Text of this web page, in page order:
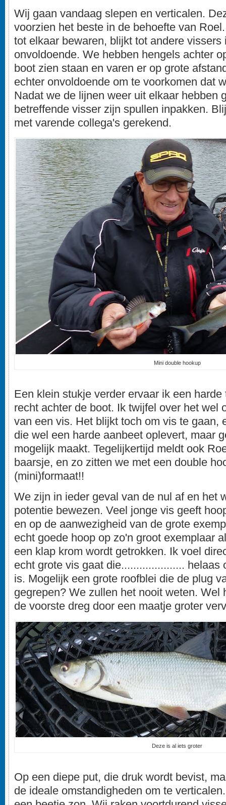
Wij gaan vandaag slepen en verticalen.
voorzien het beste in de behoefte van
tot elkaar bewaren, blijkt tot andere vissers
onvoldoende. We hebben hengels achter
boot zien staan en varen er op grote
echter onvoldoende om te voorkomen dat
Nadat we de lijnen weer uit elkaar hebben
betreffende visser zijn spullen inpakken.
met varende collega's gerekend.
Mini double hookup
Een klein stukje verder ervaar ik een
recht achter de boot. Ik twijfel over het wel
van een vis. Het blijkt toch om vis te gaan,
die wel een harde aanbeet oplevert, maar
mogelijk maakt. Tegelijkertijd meldt ook
baarsje, en zo zitten we met een double
(mini)formaat!!
We zijn in ieder geval van de nul af en het
potentie bewezen. Veel jonge vis geeft
en op de aanwezigheid van de grote
echt goede hoop op zo'n groot exemplaar
een klap krom wordt getrokken. Ik voel
echt grote vis gaat die..................... helaas
is. Mogelijk een grote roofblei die de plug
gegrepen? We zullen het nooit weten. Wel
de voorste dreg door een maatje groter
Deze is al iets groter
Op een diepe put, die druk wordt bevist,
de ideale omstandigheden om te